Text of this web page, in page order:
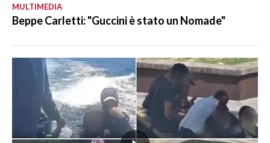
MULTIMEDIA
Beppe Carletti: "Guccini è stato un Nomade"